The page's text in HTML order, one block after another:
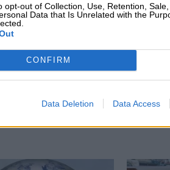
opt-out of Collection, Use, Retention,
Data that Is Unrelated with the
CONFIRM
Data Deletion Data Access